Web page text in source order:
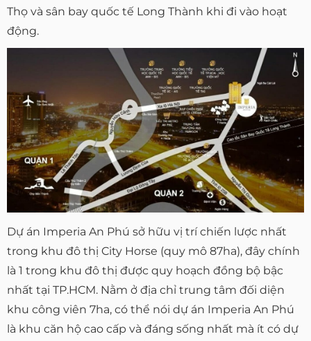
Thọ và sân bay quốc tế Long Thành khi đi vào hoạt
động.
Dự án Imperia An Phú sở hữu vị trí chiến lược nhất
trong khu đô thị City Horse (quy mô 87ha), đây chính
là 1 trong khu đô thị được quy hoạch đồng bộ bậc
nhất tại TP.HCM. Nằm ở địa chỉ trung tâm đối diện
khu công viên 7ha, có thể nói dự án Imperia An Phú
là khu căn hộ cao cấp và đáng sống nhất mà ít có dự